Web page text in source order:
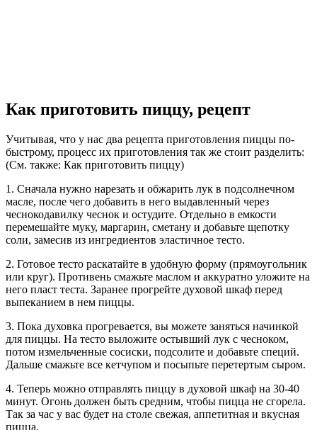
Как приготовить пиццу, рецепт
Учитывая, что у нас два рецепта приготовления пиццы по-
быстрому, процесс их приготовления так же стоит разделить:
(См. также: Как приготовить пиццу)
1. Сначала нужно нарезать и обжарить лук в подсолнечном
масле, после чего добавить в него выдавленный через
чеснокодавилку чеснок и остудите. Отдельно в емкости
перемешайте муку, маргарин, сметану и добавьте щепотку
соли, замесив из ингредиентов эластичное тесто.
2. Готовое тесто раскатайте в удобную форму (прямоугольник
или круг). Противень смажьте маслом и аккуратно уложите на
него пласт теста. Заранее прогрейте духовой шкаф перед
выпеканием в нем пиццы.
3. Пока духовка прогревается, вы можете заняться начинкой
для пиццы. На тесто выложите остывший лук с чесноком,
потом измельченные сосиски, подсолите и добавьте специй.
Дальше смажьте все кетчупом и посыпьте перетертым сыром.
4. Теперь можно отправлять пиццу в духовой шкаф на 30-40
минут. Огонь должен быть средним, чтобы пицца не сгорела.
Так за час у вас будет на столе свежая, аппетитная и вкусная
пицца.